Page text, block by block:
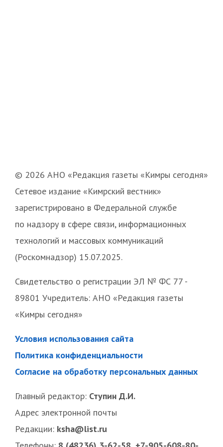
© 2026 АНО «Редакция газеты «Кимры сегодня»
Сетевое издание «Кимрский вестник»
зарегистрировано в Федеральной службе
по надзору в сфере связи, информационных
технологий и массовых коммуникаций
(Роскомнадзор) 15.07.2025.
Свидетельство о регистрации ЭЛ № ФС 77 -
89801 Учредитель: АНО «Редакция газеты
«Кимры сегодня»
Условия использования сайта
Политика конфиденциальности
Согласие на обработку персональных данных
Главный редактор: Ступин Д.И.
Адрес электронной почты
Редакции: ksha@list.ru